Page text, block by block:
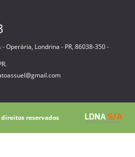
Operária, Londrina - PR, 86038-350 -
direitos reservados